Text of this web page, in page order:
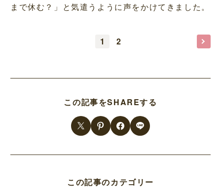
まで休む？」と気遣うように声をかけてきました。
1 2
この記事をSHAREする
この記事のカテゴリー